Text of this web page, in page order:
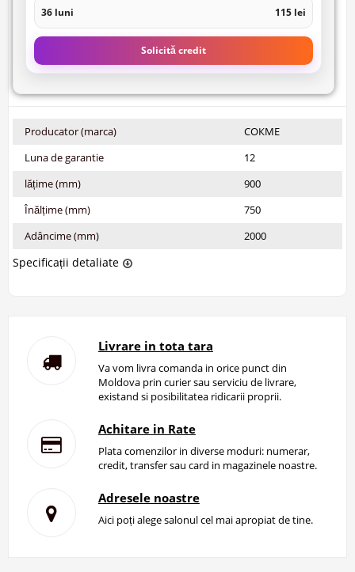
36 luni 115 lei
Solicită credit
Producator (marca)
СОКМЕ
Luna de garantie
12
lățime (mm)
900
Înălțime (mm)
750
Adâncime (mm)
2000
Specificații detaliate
Livrare in tota tara
Va vom livra comanda in orice punct din
Moldova prin curier sau serviciu de livrare,
existand si posibilitatea ridicarii proprii.
Achitare in Rate
Plata comenzilor in diverse moduri: numerar,
credit, transfer sau card in magazinele noastre.
Adresele noastre
Aici poți alege salonul cel mai apropiat de tine.